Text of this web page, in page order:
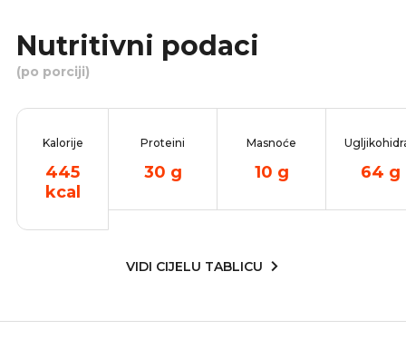
Nutritivni podaci
(po porciji)
Kalorije
445
kcal
Proteini
30 g
Masnoće
10 g 64 g
VIDI CIJELU TABLICU